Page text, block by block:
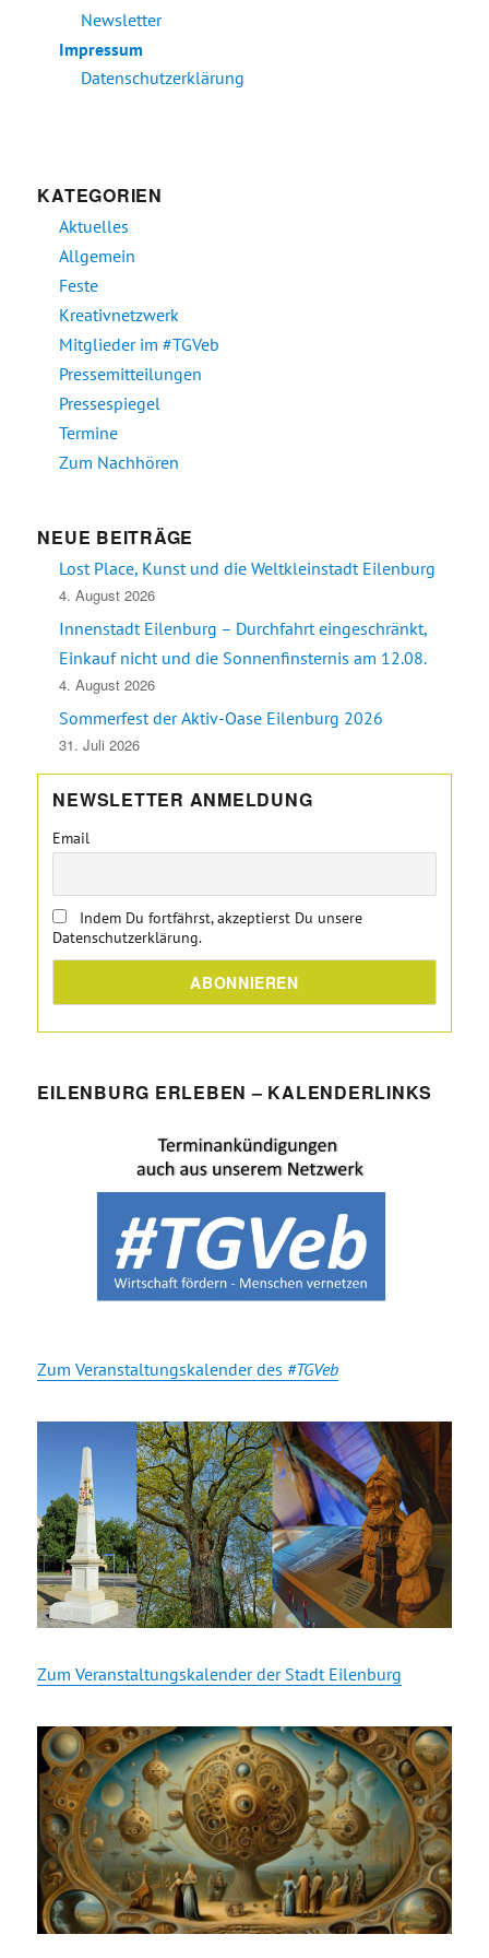
Newsletter
Impressum
Datenschutzerklärung
KATEGORIEN
Aktuelles
Allgemein
Feste
Kreativnetzwerk
Mitglieder im #TGVeb
Pressemitteilungen
Pressespiegel
Termine
Zum Nachhören
NEUE BEITRÄGE
Lost Place, Kunst und die Weltkleinstadt Eilenburg
4. August 2026
Innenstadt Eilenburg – Durchfahrt eingeschränkt,
Einkauf nicht und die Sonnenfinsternis am 12.08.
4. August 2026
Sommerfest der Aktiv-Oase Eilenburg 2026
31. Juli 2026
NEWSLETTER ANMELDUNG
Email
Indem Du fortfährst, akzeptierst Du unsere
Datenschutzerklärung.
EILENBURG ERLEBEN – KALENDERLINKS
Zum Veranstaltungskalender des #TGVeb
Zum Veranstaltungskalender der Stadt Eilenburg